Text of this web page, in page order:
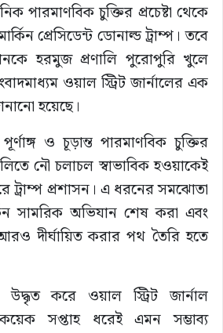
পারমাণবিক চুক্তির প্রচেষ্টা থেকে
প্রেসিডেন্ট ডোনাল্ড ট্রাম্প। তবে
হরমুজ প্রণালি পুরোপুরি খুলে
ওয়াল স্ট্রিট জার্নালের এক
হয়েছে।
ও চূড়ান্ত পারমাণবিক চুক্তির
নৌ চলাচল স্বাভাবিক হওয়াকেই
ট্রাম্প প্রশাসন। এ ধরনের সমঝোতা
সামরিক অভিযান শেষ করা এবং
আরও দীর্ঘায়িত করার পথ তৈরি হতে
উদ্ধৃত করে ওয়াল স্ট্রিট জার্নাল
কয়েক সপ্তাহ ধরেই এমন সম্ভাব্য